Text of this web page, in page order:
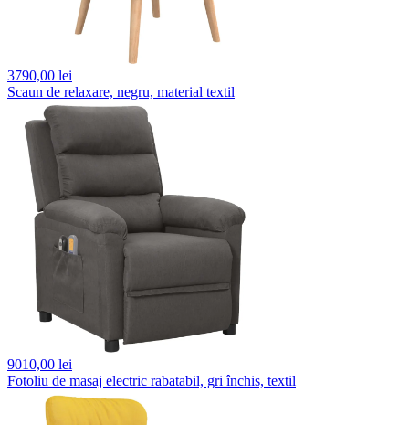
3790,00 lei
Scaun de relaxare, negru, material textil
9010,00 lei
Fotoliu de masaj electric rabatabil, gri închis, textil